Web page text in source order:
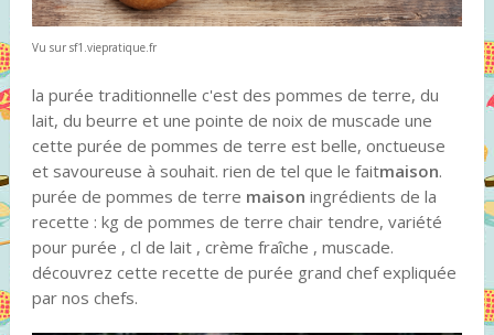
Vu sur sf1.viepratique.fr
la purée traditionnelle c'est des pommes de terre, du
lait, du beurre et une pointe de noix de muscade une
cette purée de pommes de terre est belle, onctueuse
et savoureuse à souhait. rien de tel que le faitmaison.
purée de pommes de terre maison ingrédients de la
recette : kg de pommes de terre chair tendre, variété
pour purée , cl de lait , crème fraîche , muscade.
découvrez cette recette de purée grand chef expliquée
par nos chefs.